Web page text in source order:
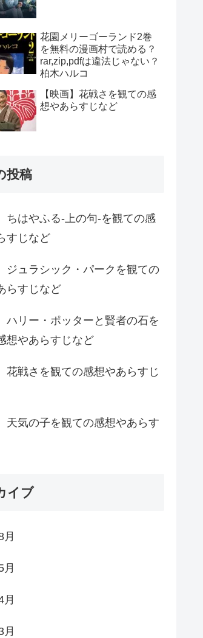
花園メリーゴーランド2巻
を無料の漫画村で読める？
rar,zip,pdfは違法じゃない？
柏木ハルコ
【映画】花戦さを観ての感
想やあらすじなど
投稿
ちはやふる-上の句-を観ての感
すじなど
ジュラシック・パークを観ての
らすじなど
ハリー・ポッターと賢者の石を
想やあらすじなど
花戦さを観ての感想やあらすじ
天気の子を観ての感想やあらす
イブ
月
月
月
月